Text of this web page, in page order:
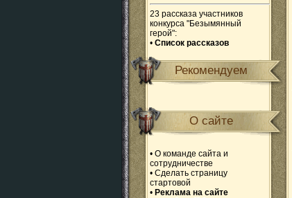
23 рассказа участников
конкурса "Безымянный
герой":
• Список рассказов
Рекомендуем
О сайте
• О команде сайта и
сотрудничестве
• Сделать страницу
стартовой
• Реклама на сайте